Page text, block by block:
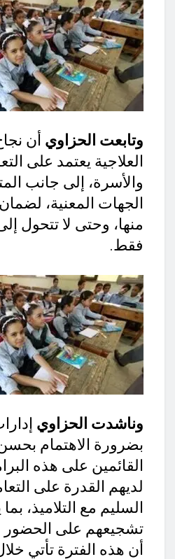
وتابعت الحزاوي أن
العلاجية يعتمد على
والأسرة، إلى جانب
الجهات المعنية،
منها، وحتى لا تتحول
فقط.
وناشدت الحزاوي
بضرورة الاهتمام
القائمين على هذه
لديهم القدرة على
السليم مع التلاميذ،
تشجيعهم على الحضور
أن هذه الفترة تأتي